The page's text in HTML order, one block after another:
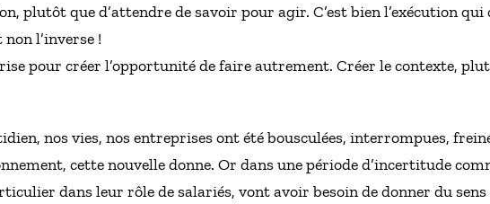
plutôt que d’attendre de savoir pour agir. C’est bien l’exécution
l’inverse !
pour créer l’opportunité de faire autrement. Créer le contexte,
nos vies, nos entreprises ont été bousculées, interrompues,
cette nouvelle donne. Or dans une période d’incertitude
dans leur rôle de salariés, vont avoir besoin de donner du